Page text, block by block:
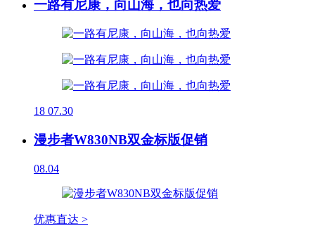
一路有尼康，向山海，也向热爱
18 07.30
漫步者W830NB双金标版促销
08.04
优惠直达 >